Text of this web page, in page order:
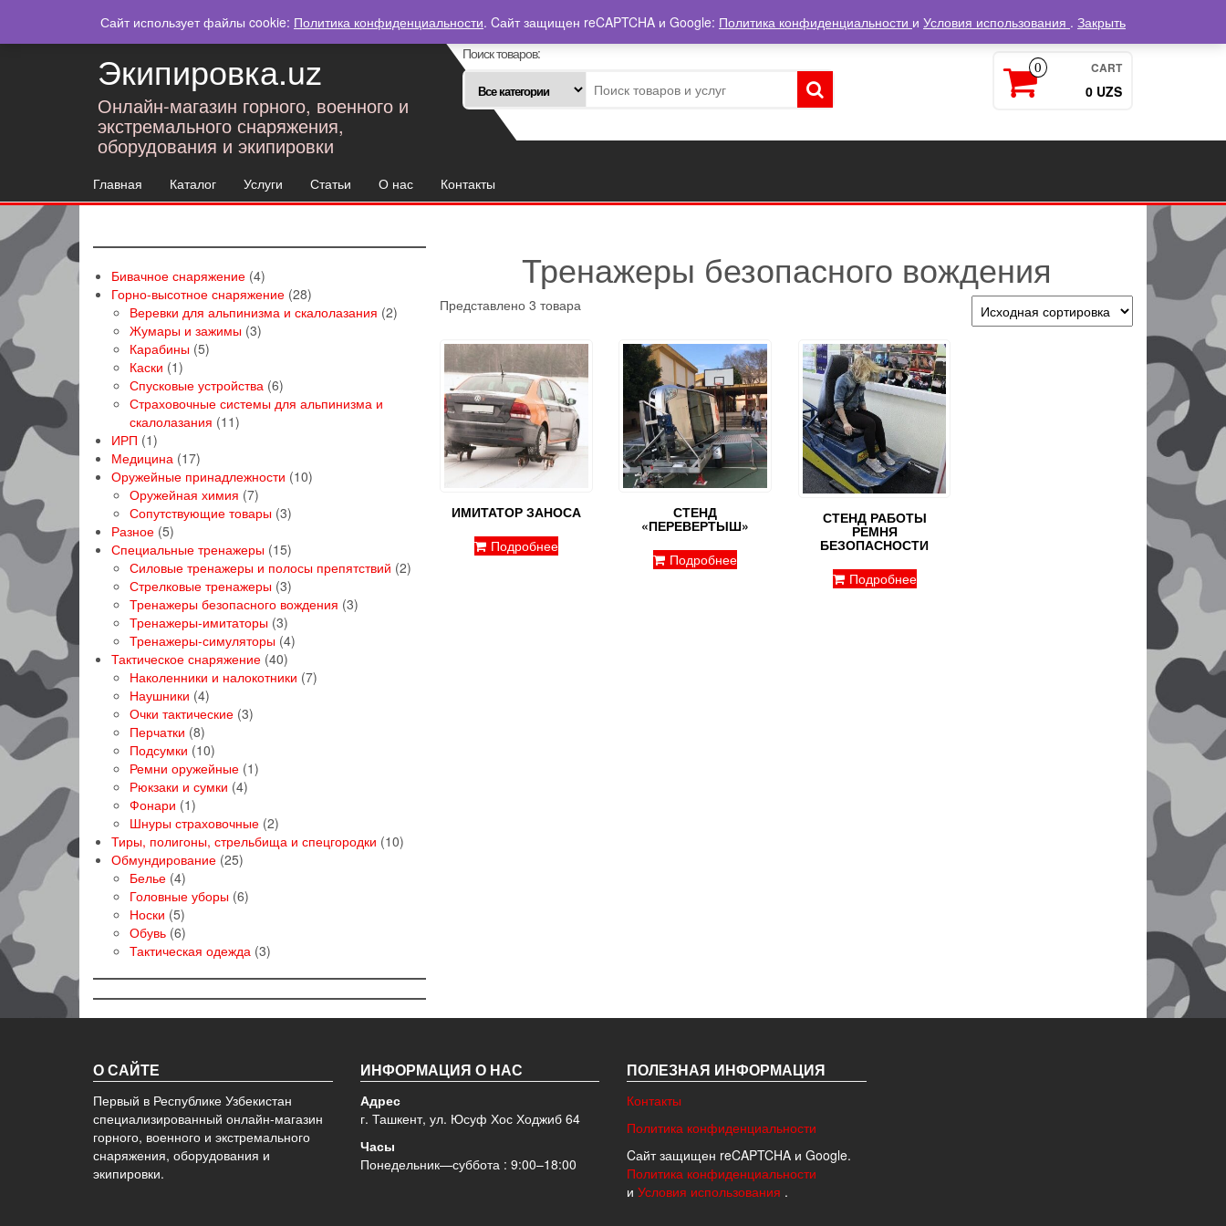
the
Экипировка.uz
Онлайн-магазин горного, военного и
экстремального снаряжения,
оборудования и экипировки
Поиск товаров:
0 CART
0 UZS
Главная Каталог Услуги Статьи О нас Контакты
Бивачное снаряжение 44
товара
Горно-высотное снаряжение 2828
товаров
Веревки для альпинизма и скалолазания 22
Жумары и зажимы 33
Карабины 55
Каски 11
товар
Спусковые устройства 66
товаров
Страховочные системы для альпинизма и
скалолазания 1111
ИРП 11
товар
Медицина 1717
товаров
Оружейные принадлежности 1010
Оружейная химия 77
товаров
Сопутствующие товары 33
Разное 55
товаров
Специальные тренажеры 1515
товаров
Силовые тренажеры и полосы препятствий 22
Стрелковые тренажеры 33
товара
Тренажеры безопасного вождения 33
Тренажеры-имитаторы 33
товара
Тренажеры-симуляторы 44
Тактическое снаряжение 4040
товаров
Наколенники и налокотники 77
Наушники 44
товара
Очки тактические 33
Перчатки 88
товаров
Подсумки 1010
товаров
Ремни оружейные 11
Рюкзаки и сумки 44
Фонари 11
товар
Шнуры страховочные 22
товара
Тиры, полигоны, стрельбища и спецгородки 1010
Обмундирование 2525
Белье 44
товара
Головные уборы 66
Носки 55
товаров
Обувь 66
товаров
Тактическая одежда 33
Тренажеры безопасного вождения
Представлено 3 товара
ИМИТАТОР ЗАНОСА
Подробнее
СТЕНД
«ПЕРЕВЕРТЫШ»
Подробнее
СТЕНД РАБОТЫ
РЕМНЯ
БЕЗОПАСНОСТИ
Подробнее
О САЙТЕ
Первый в Республике Узбекистан
специализированный онлайн-магазин
горного, военного и экстремального
снаряжения, оборудования и
экипировки.
ИНФОРМАЦИЯ О НАС
Адрес
г. Ташкент, ул. Юсуф Хос Ходжиб 64
Часы
Понедельник—суббота : 9:00–18:00
ПОЛЕЗНАЯ ИНФОРМАЦИЯ
Контакты
Политика конфиденциальности
Cайт защищен reCAPTCHA и Google.
Политика конфиденциальности
и Условия использования .
Сайт использует файлы cookie: Политика конфиденциальности. Cайт защищен reCAPTCHA и Google: Политика конфиденциальности и Условия использования . Закрыть